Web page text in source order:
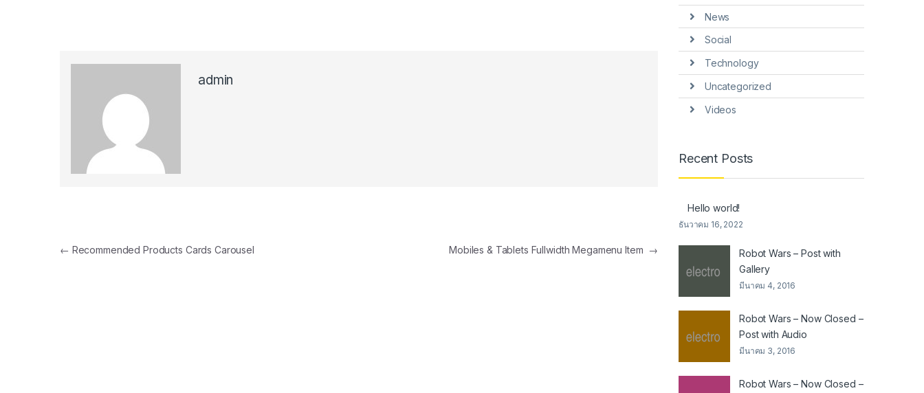
admin
แนะแนวเรื่อง
← Recommended Products Cards Carousel Mobiles & Tablets Fullwidth Megamenu Item →
News
Social
Technology
Uncategorized
Videos
Recent Posts
Hello world!
ธันวาคม 16, 2022
Robot Wars – Post with
Gallery
มีนาคม 4, 2016
Robot Wars – Now Closed –
Post with Audio
มีนาคม 3, 2016
Robot Wars – Now Closed –